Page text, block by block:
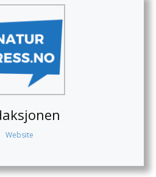
Website